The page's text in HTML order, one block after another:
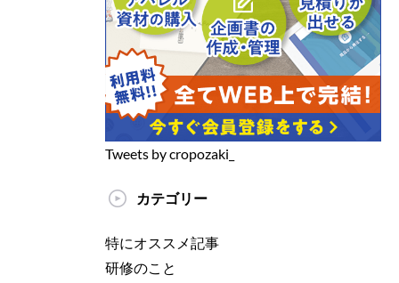
Tweets by cropozaki_
カテゴリー
特にオススメ記事
研修のこと